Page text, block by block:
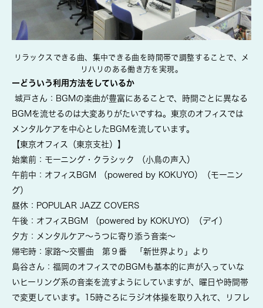
リラックスできる曲、集中できる曲を時間帯で調整することで、メ
リハリのある働き方を実現。
ーどういう利用方法をしているか
城戸さん：BGMの楽曲が豊富にあることで、時間ごとに異なる
BGMを流せるのは大変ありがたいですね。東京のオフィスでは
メンタルケアを中心としたBGMを流しています。
【東京オフィス（東京支社）】
始業前：モーニング・クラシック （小鳥の声入）
午前中：オフィスBGM （powered by KOKUYO）（モーニン
グ）
昼休：POPULAR JAZZ COVERS
午後：オフィスBGM （powered by KOKUYO）（デイ）
夕方：メンタルケア～うつに寄り添う音楽～
帰宅時：家路～交響曲 第９番 「新世界より」より
島谷さん：福岡のオフィスでのBGMも基本的に声が入っていな
いヒーリング系の音楽を流すようにしていま すが、曜日や時間帯
で変更しています。
15時ごろにラジオ体操を取り入れて、リフレ